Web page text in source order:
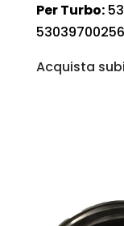
Per Turbo:
Acquista